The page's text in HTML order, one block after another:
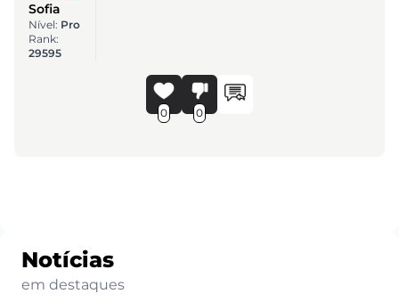
Sofia
Nível: Pro
Rank:
29595
0 0
Notícias
em destaques